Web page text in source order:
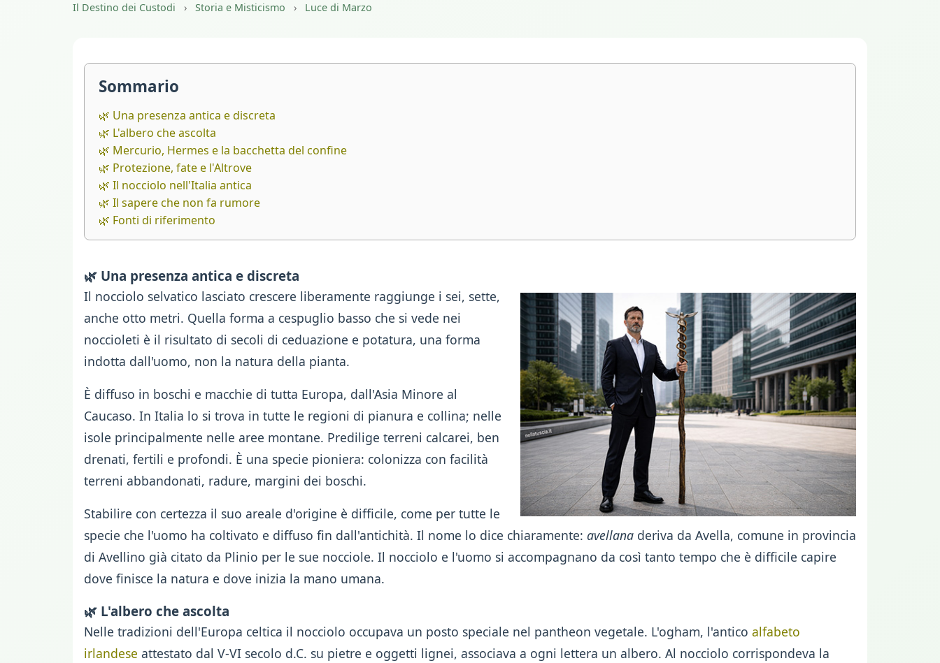
Il Destino dei Custodi › Storia e Misticismo › Luce di Marzo
Sommario
🌿 Una presenza antica e discreta
🌿 L'albero che ascolta
🌿 Mercurio, Hermes e la bacchetta del confine
🌿 Protezione, fate e l'Altrove
🌿 Il nocciolo nell'Italia antica
🌿 Il sapere che non fa rumore
🌿 Fonti di riferimento
🌿 Una presenza antica e discreta
Il nocciolo selvatico lasciato crescere liberamente raggiunge i sei, sette,
anche otto metri. Quella forma a cespuglio basso che si vede nei
noccioleti è il risultato di secoli di ceduazione e potatura, una forma
indotta dall'uomo, non la natura della pianta.
È diffuso in boschi e macchie di tutta Europa, dall'Asia Minore al
Caucaso. In Italia lo si trova in tutte le regioni di pianura e collina; nelle
isole principalmente nelle aree montane. Predilige terreni calcarei, ben
drenati, fertili e profondi. È una specie pioniera: colonizza con facilità
terreni abbandonati, radure, margini dei boschi.
Stabilire con certezza il suo areale d'origine è difficile, come per tutte le
specie che l'uomo ha coltivato e diffuso fin dall'antichità. Il nome lo dice chiaramente: avellana deriva da Avella, comune in provincia
di Avellino già citato da Plinio per le sue nocciole. Il nocciolo e l'uomo si accompagnano da così tanto tempo che è difficile capire
dove finisce la natura e dove inizia la mano umana.
🌿 L'albero che ascolta
Nelle tradizioni dell'Europa celtica il nocciolo occupava un posto speciale nel pantheon vegetale. L'ogham, l'antico alfabeto
irlandese attestato dal V-VI secolo d.C. su pietre e oggetti lignei, associava a ogni lettera un albero. Al nocciolo corrispondeva la